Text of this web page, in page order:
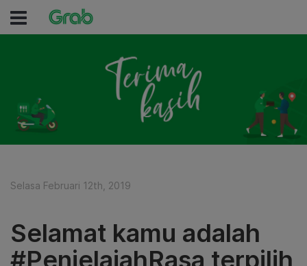
Selasa Februari 12th, 2019
Selamat kamu adalah
#PenjelajahRasa terpilih